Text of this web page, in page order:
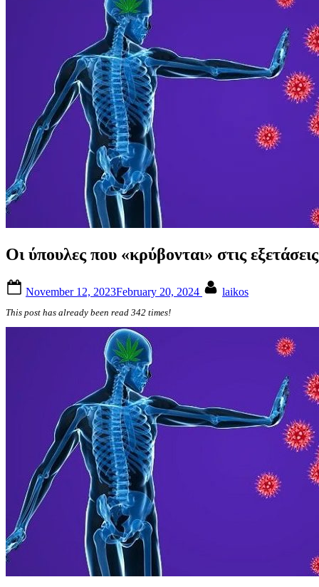
Οι ύπουλες που «κρύβονται» στις
on
November 12, 2023February 20, 2024 laikos
This post has already been read 342 times!